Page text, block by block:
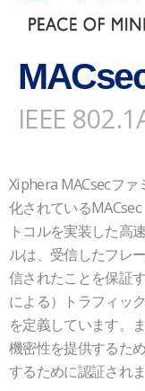
IEEE
Xiphera MACsecファ
化されている
トコルを実装した高
ルは、受信したフレ
信されたことを保証
による）トラフィッ
を定義しています。
機密性を提供するた
するために認証されま